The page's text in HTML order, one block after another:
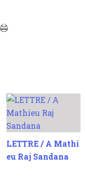
LETTRE / A Mathi
eu Raj Sandana